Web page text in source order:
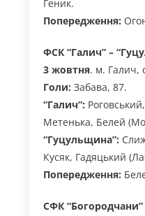
Геник.
Попередження:
ФСК “Галич” –
3 жовтня. м. Галич,
Голи: Забава, 87.
“Галич“:
Метенька, Белей
“Гуцульщина”:
Кусяк, Гадяцький
Попередження:
СФК “Богородчани”